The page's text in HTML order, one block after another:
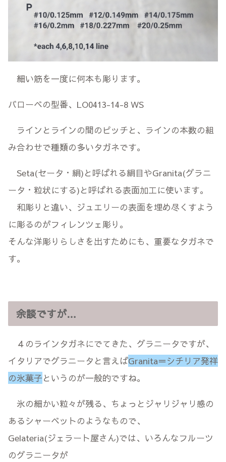
細い筋を一度に何本も彫ります。
バローベの型番、LO0413-14-8 WS
ラインとラインの間のピッチと、ラインの本数の組
み合わせで種類の多いタガネです。
Seta(セータ・絹)と呼ばれる絹目やGranita(グラニ
ータ・粒状にする)と呼ばれる表面加工に使います。
和彫りと違い、ジュエリーの表面を埋め尽くすよう
に彫るのがフィレンツェ彫り。
そんな洋彫りらしさを出すためにも、重要なタガネで
す。
余談ですが…
４のラインタガネにでてきた、グラニータですが、
イタリアでグラニータと言えばGranita＝シチリア発祥
の氷菓子というのが一般的ですね。
氷の細かい粒々が残る、ちょっとジャリジャリ感の
あるシャーベットのようなもので、
Gelateria(ジェラート屋さん)では、いろんなフルーツ
のグラニータが